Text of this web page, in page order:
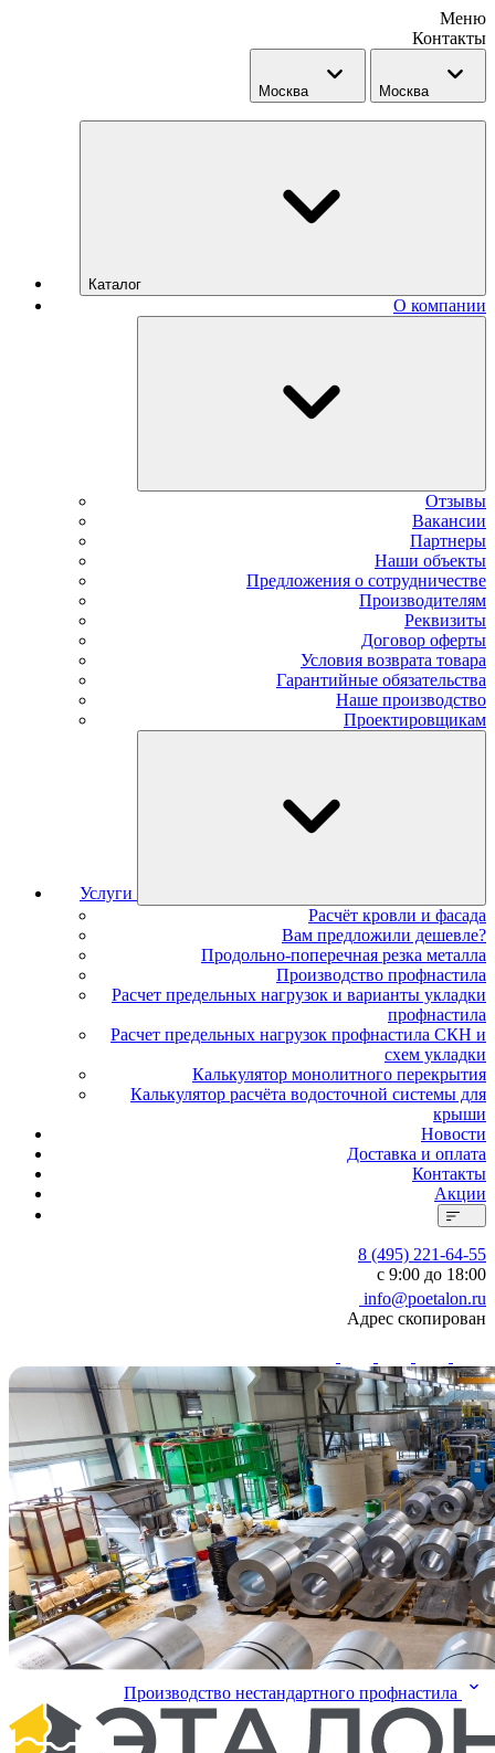
Меню
Контакты
Москва Москва
Каталог
О компании
Отзывы
Вакансии
Партнеры
Наши объекты
Предложения о сотрудничестве
Производителям
Реквизиты
Договор оферты
Условия возврата товара
Гарантийные обязательства
Наше производство
Проектировщикам
Услуги
Расчёт кровли и фасада
Вам предложили дешевле?
Продольно-поперечная резка металла
Производство профнастила
Расчет предельных нагрузок и варианты укладки
профнастила
Расчет предельных нагрузок профнастила СКН и
схем укладки
Калькулятор монолитного перекрытия
Калькулятор расчёта водосточной системы для
крыши
Новости
Доставка и оплата
Контакты
Акции
8 (495) 221-64-55
с 9:00 до 18:00
info@poetalon.ru
Адрес скопирован
Производство нестандартного профнастила